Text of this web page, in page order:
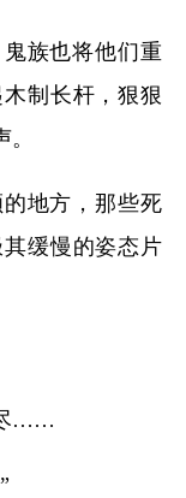
族也将他们重
制长杆，狠狠
地方，那些死
缓慢的姿态片
尽……